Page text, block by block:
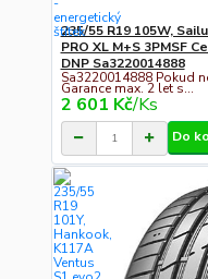
235/55 R19 105W,
PRO XL M+S 3PMSF
DNP Sa3220014888
Sa3220014888 Pokud
Garance max. 2 let s...
2 601 Kč/Ks
Do